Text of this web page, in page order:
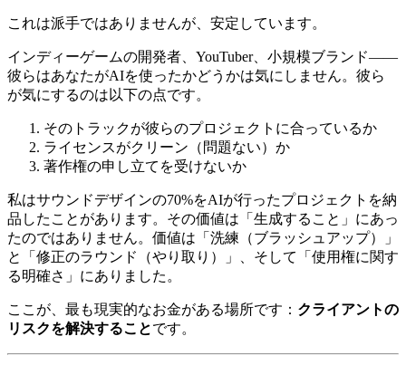
これは派手ではありませんが、安定しています。
インディーゲームの開発者、YouTuber、小規模ブランド――
彼らはあなたがAIを使ったかどうかは気にしません。彼ら
が気にするのは以下の点です。
そのトラックが彼らのプロジェクトに合っているか
ライセンスがクリーン（問題ない）か
著作権の申し立てを受けないか
私はサウンドデザインの70%をAIが行ったプロジェクトを納
品したことがあります。その価値は「生成すること」にあっ
たのではありません。価値は「洗練（ブラッシュアップ）」
と「修正のラウンド（やり取り）」、そして「使用権に関す
る明確さ」にありました。
ここが、最も現実的なお金がある場所です： クライアントの
リスクを解決することです。